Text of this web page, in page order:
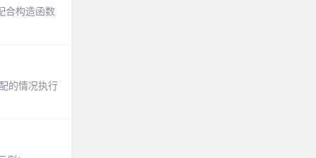
合构造函数
的情况执行